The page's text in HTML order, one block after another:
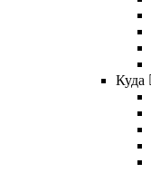
Куда